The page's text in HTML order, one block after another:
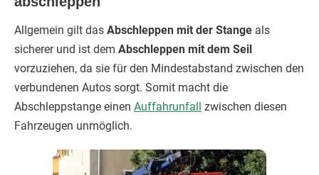
Allgemein gilt das Abschleppen mit der Stange als
sicherer und ist dem Abschleppen mit dem Seil
vorzuziehen, da sie für den Mindestabstand zwischen den
verbundenen Autos sorgt. Somit macht die
Abschleppstange einen Auffahrunfall zwischen diesen
Fahrzeugen unmöglich.